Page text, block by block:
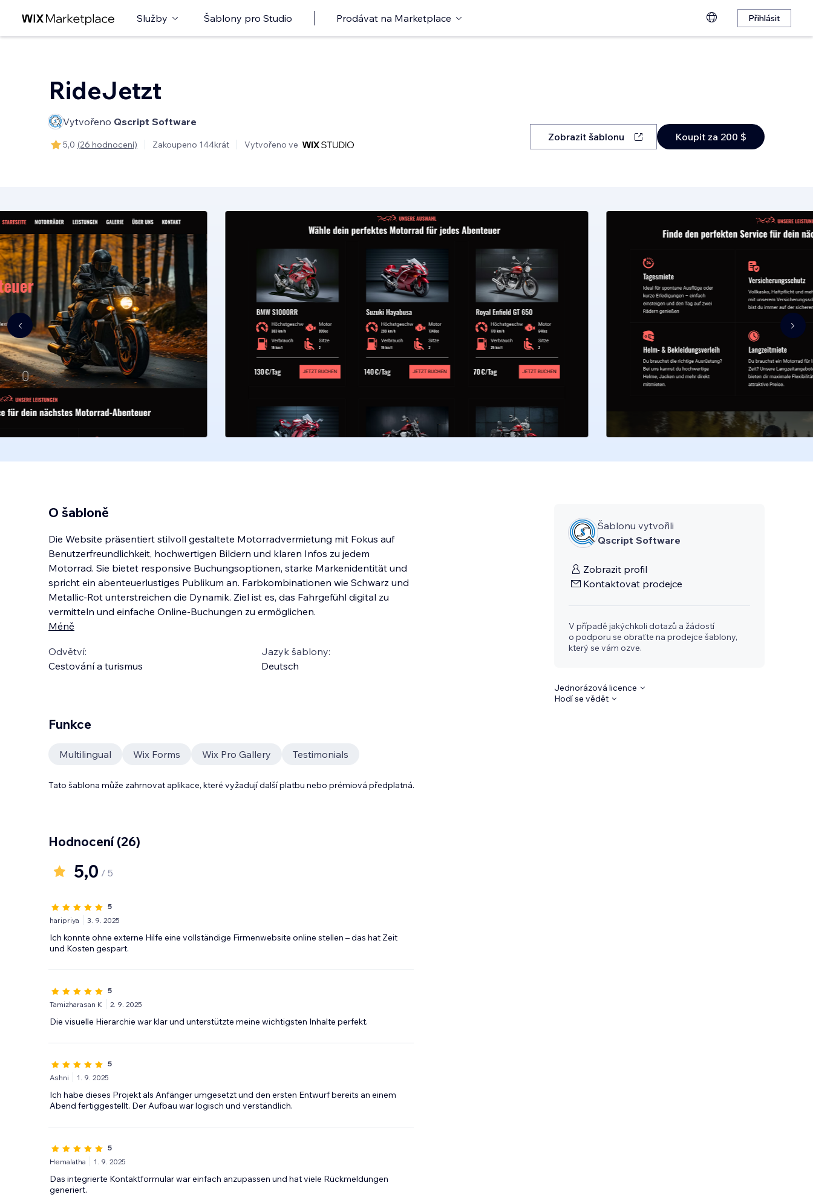
Služby Šablony pro Studio Prodávat na Marketplace Přihlásit
RideJetzt
Vytvořeno Qscript Software
5,0 (26 hodnocení) Zakoupeno 144krát Vytvořeno ve
Zobrazit šablonu Koupit za 200 $
O šabloně
Die Website präsentiert stilvoll gestaltete Motorradvermietung mit Fokus auf
Benutzerfreundlichkeit, hochwertigen Bildern und klaren Infos zu jedem
Motorrad. Sie bietet responsive Buchungsoptionen, starke Markenidentität und
spricht ein abenteuerlustiges Publikum an. Farbkombinationen wie Schwarz und
Metallic-Rot unterstreichen die Dynamik. Ziel ist es, das Fahrgefühl digital zu
vermitteln und einfache Online-Buchungen zu ermöglichen.
Méně
Odvětví:
Cestování a turismus
Jazyk šablony:
Deutsch
Šablonu vytvořili
Qscript Software
Zobrazit profil
Kontaktovat prodejce
V případě jakýchkoli dotazů a žádostí
o podporu se obraťte na prodejce šablony,
který se vám ozve.
Jednorázová licence
Hodí se vědět
Funkce
Multilingual Wix Forms Wix Pro Gallery Testimonials
Tato šablona může zahrnovat aplikace, které vyžadují další platbu nebo prémiová předplatná.
Hodnocení(26)
5,0 / 5
5
haripriya
3. 9. 2025
Ich konnte ohne externe Hilfe eine vollständige Firmenwebsite online stellen – das hat Zeit
und Kosten gespart.
5
Tamizharasan K
2. 9. 2025
Die visuelle Hierarchie war klar und unterstützte meine wichtigsten Inhalte perfekt.
5
Ashni
1. 9. 2025
Ich habe dieses Projekt als Anfänger umgesetzt und den ersten Entwurf bereits an einem
Abend fertiggestellt. Der Aufbau war logisch und verständlich.
5
Hemalatha
1. 9. 2025
Das integrierte Kontaktformular war einfach anzupassen und hat viele Rückmeldungen
generiert.